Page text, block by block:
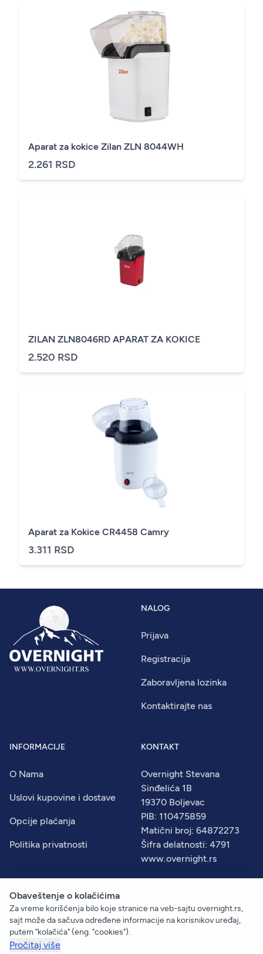
Aparat za kokice Zilan ZLN 8044WH
2.261 RSD
ZILAN ZLN8046RD APARAT ZA KOKICE
2.520 RSD
Aparat za Kokice CR4458 Camry
3.311 RSD
NALOG
Prijava
Registracija
Zaboravljena lozinka
Kontaktirajte nas
INFORMACIJE
O Nama
Uslovi kupovine i dostave
Opcije plaćanja
Politika privatnosti
KONTAKT
Overnight Stevana
Sinđelića 1B
19370 Boljevac
PIB: 110475859
Matični broj: 64872273
Šifra delatnosti: 4791
www.overnight.rs
© 2026Overnight. Sva prava zadržana.
Created by:Dejan Vukelić
Obaveštenje o kolačićima
Za vreme korišćenja bilo koje stranice na veb-sajtu overnight.rs,
sajt može da sačuva određene informacije na korisnikov uređaj,
putem "kolačića" (eng. "cookies").
Pročitaj više